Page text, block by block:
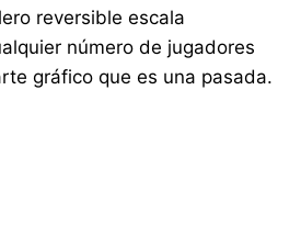
reversible escala
número de jugadores
gráfico que es una pasada.